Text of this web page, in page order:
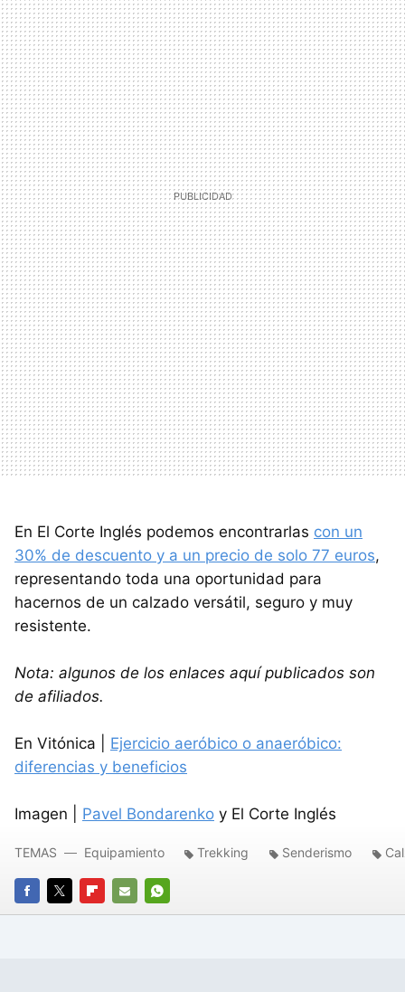
En El Corte Inglés podemos encontrarlas con un
30% de descuento y a un precio de solo 77 euros,
representando toda una oportunidad para
hacernos de un calzado versátil, seguro y muy
resistente.
Nota: algunos de los enlaces aquí publicados son
de afiliados.
En Vitónica | Ejercicio aeróbico o anaeróbico:
diferencias y beneficios
Imagen | Pavel Bondarenko y El Corte Inglés
FACEBOOK
TWITTERFLIPBOARD
E-
WHATSAPP
TEMAS Equipamiento Trekking Senderismo